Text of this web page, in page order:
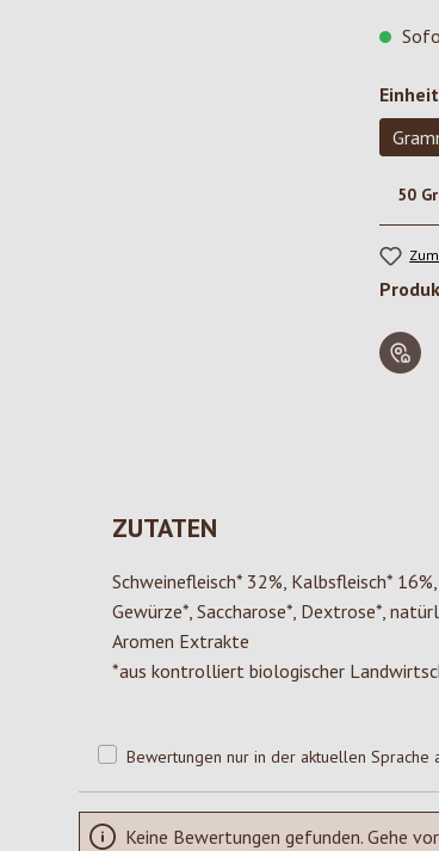
ZUTATEN
Schweinefleisch* 32%, Kalbsfleisch* 16%,
Gewürze*, Saccharose*, Dextrose*,
Aromen Extrakte
*aus kontrolliert biologischer
Bewertungen nur in der aktuellen Sprache
Keine Bewertungen gefunden. Gehe